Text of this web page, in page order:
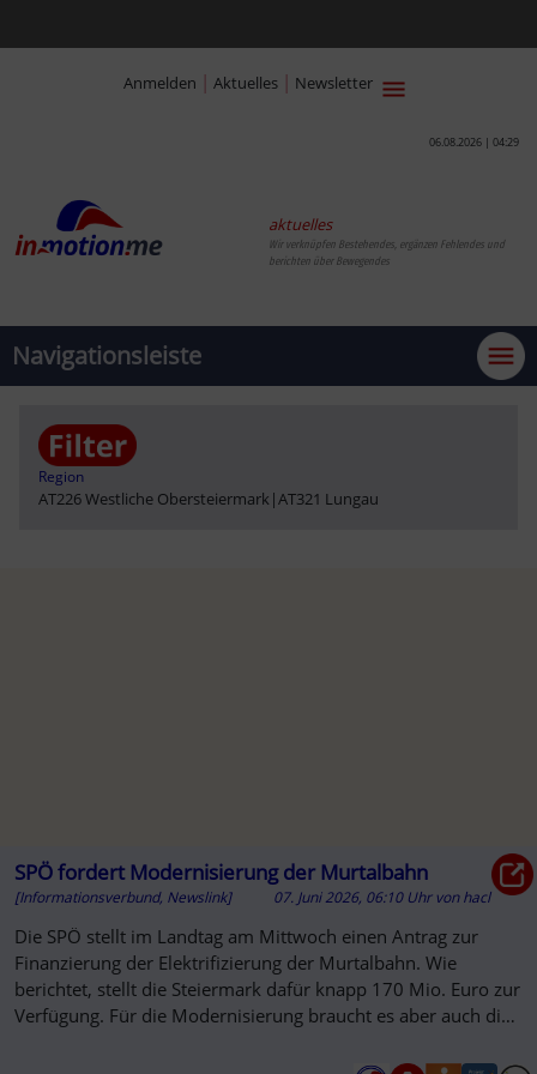
Anmelden | Aktuelles | Newsletter
06.08.2026 | 04:29
aktuelles
Wir verknüpfen Bestehendes, ergänzen Fehlendes und
berichten über Bewegendes
Navigationsleiste
Region
AT226 Westliche Obersteiermark |AT321 Lungau
SPÖ fordert Modernisierung der Murtalbahn
[Informationsverbund, Newslink] 07. Juni 2026, 06:10 Uhr vonhacl
Die SPÖ stellt im Landtag am Mittwoch einen Antrag zur
Finanzierung der Elektrifizierung der Murtalbahn. Wie
berichtet, stellt die Steiermark dafür knapp 170 Mio. Euro zur
Verfügung. Für die Modernisierung braucht es aber auch die